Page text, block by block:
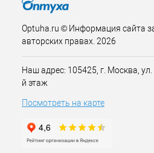
Optuha.ru © Информация сайта
авторских правах. 2026
Наш адрес: 105425, г. Москва,
й этаж
Посмотреть на карте